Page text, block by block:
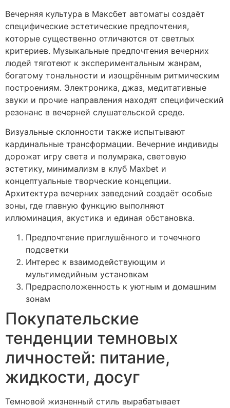
Вечерняя культура в Максбет автоматы создаёт
специфические эстетические предпочтения,
которые существенно отличаются от светлых
критериев. Музыкальные предпочтения вечерних
людей тяготеют к экспериментальным жанрам,
богатому тональности и изощрённым ритмическим
построениям. Электроника, джаз, медитативные
звуки и прочие направления находят специфический
резонанс в вечерней слушательской среде.
Визуальные склонности также испытывают
кардинальные трансформации. Вечерние индивиды
дорожат игру света и полумрака, световую
эстетику, минимализм в клуб Maxbet и
концептуальные творческие концепции.
Архитектура вечерних заведений создаёт особые
зоны, где главную функцию выполняют
иллюминация, акустика и единая обстановка.
Предпочтение приглушённого и точечного
подсветки
Интерес к взаимодействующим и
мультимедийным установкам
Предрасположенность к уютным и домашним
зонам
Покупательские
тенденции темновых
личностей: питание,
жидкости, досуг
Темновой жизненный стиль вырабатывает